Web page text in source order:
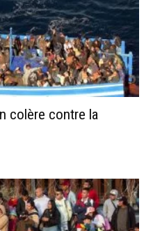
colère contre la